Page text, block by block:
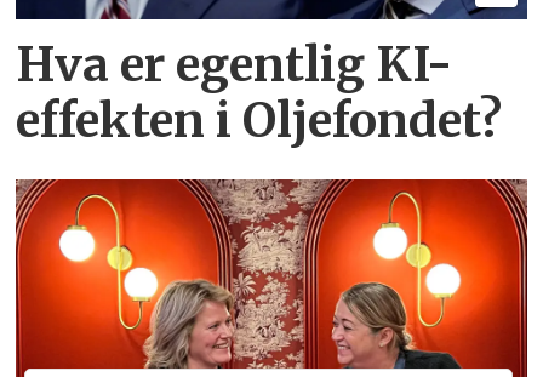
Hva er egentlig KI-
effekten i Oljefondet?